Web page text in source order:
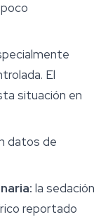
El
situación en
datos de
la sedación
reportado